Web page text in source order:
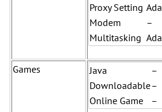
Proxy Setting Ada
Modem
–
Multitasking Ada
Games Java
–
Downloadable–
Online Game
–